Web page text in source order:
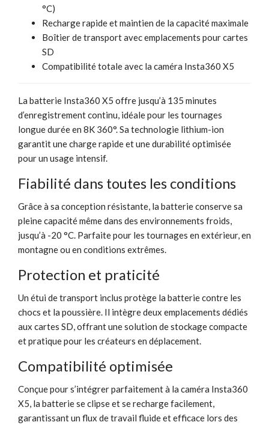
°C)
Recharge rapide et maintien de la capacité maximale
Boîtier de transport avec emplacements pour cartes
SD
Compatibilité totale avec la caméra Insta360 X5
La batterie Insta360 X5 offre jusqu’à 135 minutes
d’enregistrement continu, idéale pour les tournages
longue durée en 8K 360°. Sa technologie lithium-ion
garantit une charge rapide et une durabilité optimisée
pour un usage intensif.
Fiabilité dans toutes les conditions
Grâce à sa conception résistante, la batterie conserve sa
pleine capacité même dans des environnements froids,
jusqu’à -20 °C. Parfaite pour les tournages en extérieur, en
montagne ou en conditions extrêmes.
Protection et praticité
Un étui de transport inclus protège la batterie contre les
chocs et la poussière. Il intègre deux emplacements dédiés
aux cartes SD, offrant une solution de stockage compacte
et pratique pour les créateurs en déplacement.
Compatibilité optimisée
Conçue pour s’intégrer parfaitement à la caméra Insta360
X5, la batterie se clipse et se recharge facilement,
garantissant un flux de travail fluide et efficace lors des